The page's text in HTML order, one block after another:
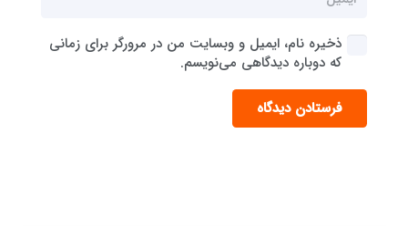
ذخیره نام، ایمیل و وبسایت من در مرورگر برای زمانی
که دوباره دیدگاهی می‌نویسم.
فرستادن دیدگاه